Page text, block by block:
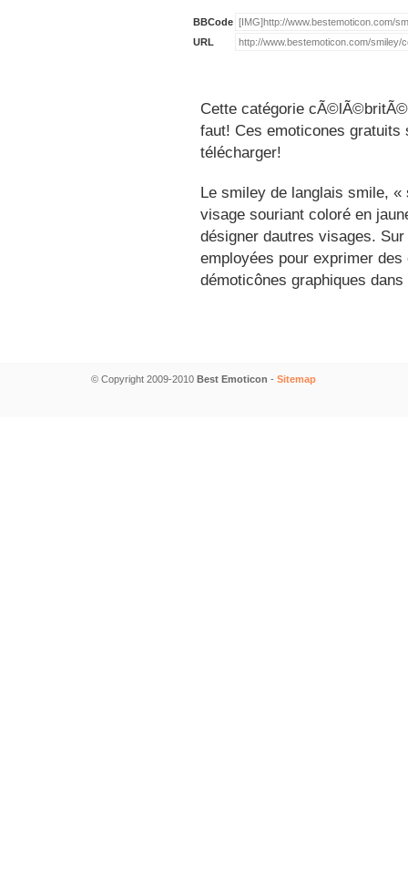
BBCode
URL
Cette catégorie
faut! Ces emoticones
télécharger!
Le smiley de langlais smile,
visage souriant coloré en
désigner dautres visages.
employées pour exprimer
démoticônes graphiques
© Copyright 2009-2010 Best Emoticon - Sitemap